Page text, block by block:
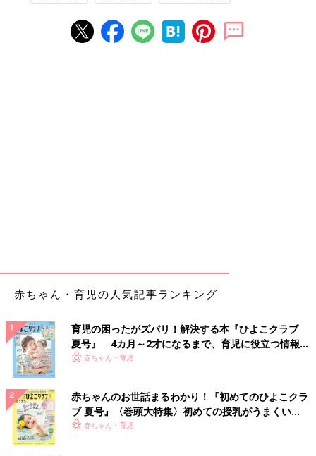
イヤイヤ期は、すべて「イヤ！」と拒否するわけではありませ
赤ちゃんのイヤイヤにイライラすることは、だれにでもあるこ
と。どうしても行き詰まってしまったときは、ばあば、じいじに
赤ちゃんを見てもらったり、一時預かりなどを利用しましょう。
赤ちゃんのことを完全に忘れる時間をつくり、ママやパパが気分
転換をすることも大切です。
“ママ＆パパが、イライラしない３つのpoint”参考になりました
か。イヤイヤをゲーム感覚で乗り切ったりするには、ママ＆パパ
自身、気持ちに余裕を持つことが必要です。そのため「疲れてい
るな」「ストレスがたまっているな」と思うときは、赤ちゃんを
預けてストレス発散を！ イヤイヤ期は、ずっと続くわけではあ
赤ちゃん・育児の人気記事ランキング
育児の困ったがズバリ！解決する本『ひよこクラブ
夏号』 4カ月～2才になるまで、育児に役立つ情報が
いっぱい！
赤ちゃん・育児
赤ちゃんのお世話まるわかり！『初めてのひよこクラ
ブ 夏号』〈巻頭大特集〉初めての授乳がうまくい
く！ おっぱい・ミルクの基本と夏のトラブル 解決テ
赤ちゃん・育児